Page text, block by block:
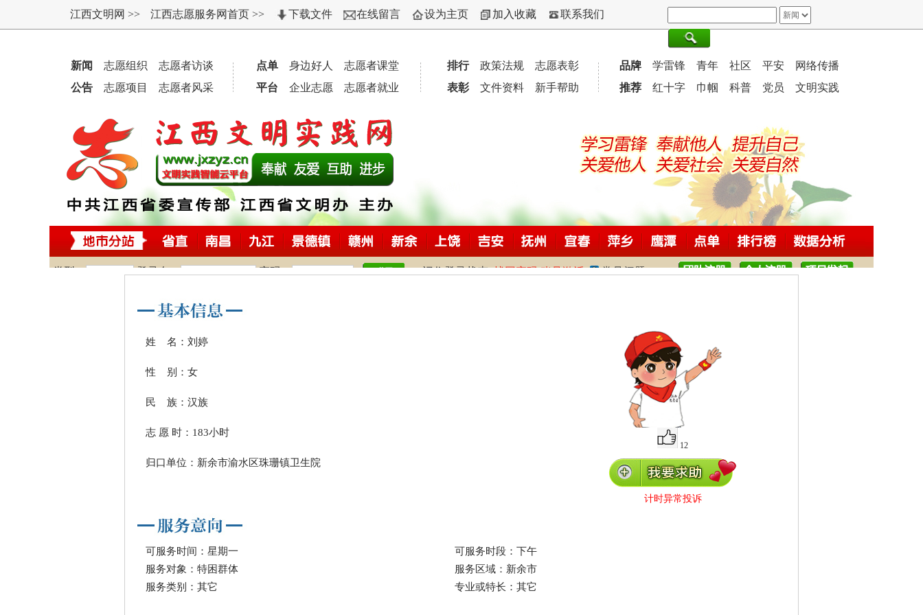
姓 名：刘婷
12
计时异常投诉
性 别：女
民 族：汉族
志 愿 时：183小时
归口单位：新余市渝水区珠珊镇卫生院
可服务时间：星期一
可服务时段：下午
服务对象：特困群体
服务区域：新余市
服务类别：其它
专业或特长：其它